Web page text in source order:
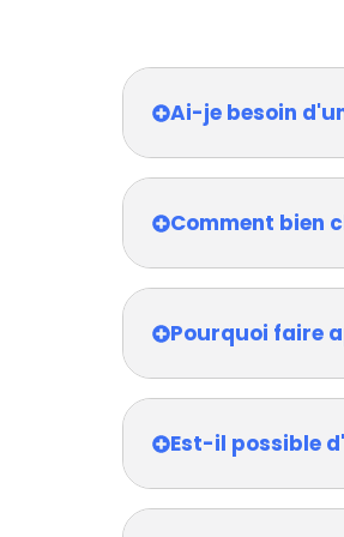
Ai-je besoin
Comment bien
Pourquoi faire
Est-il possible